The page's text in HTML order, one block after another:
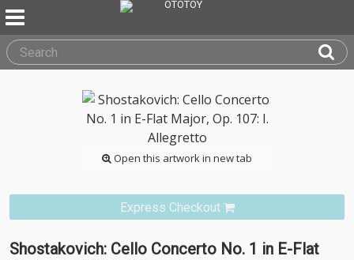
Open this artwork in new tab
Express Checkout
Shostakovich: Cello Concerto No. 1 in E-Flat